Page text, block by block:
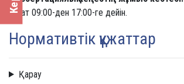
сағат 09:00-ден 17:00-ге дейін.
Нормативтік құжаттар
Қарау